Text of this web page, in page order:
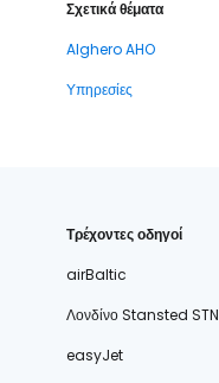
Σχετικά θέματα
Alghero AHO
Υπηρεσίες
Τρέχοντες οδηγοί
airBaltic
Λονδίνο Stansted STN
easyJet